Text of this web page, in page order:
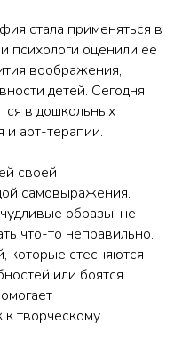
стала применяться в
психологи оценили ее
воображения,
детей. Сегодня
в дошкольных
и арт-терапии.
своей
самовыражения.
образы, не
что-то неправильно.
которые стесняются
или боятся
к творческому